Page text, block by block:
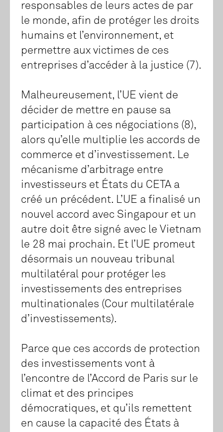
responsables de leurs actes de par
le monde, afin de protéger les droits
humains et l’environnement, et
permettre aux victimes de ces
entreprises d’accéder à la justice (7).
Malheureusement, l’UE vient de
décider de mettre en pause sa
participation à ces négociations (8),
alors qu’elle multiplie les accords de
commerce et d’investissement. Le
mécanisme d’arbitrage entre
investisseurs et États du CETA a
créé un précédent. L’UE a finalisé un
nouvel accord avec Singapour et un
autre doit être signé avec le Vietnam
le 28 mai prochain. Et l’UE promeut
désormais un nouveau tribunal
multilatéral pour protéger les
investissements des entreprises
multinationales (Cour multilatérale
d’investissements).
Parce que ces accords de protection
des investissements vont à
l’encontre de l’Accord de Paris sur le
climat et des principes
démocratiques, et qu’ils remettent
en cause la capacité des États à